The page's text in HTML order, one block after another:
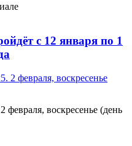
с 12 января по 1
февраля, воскресенье (день